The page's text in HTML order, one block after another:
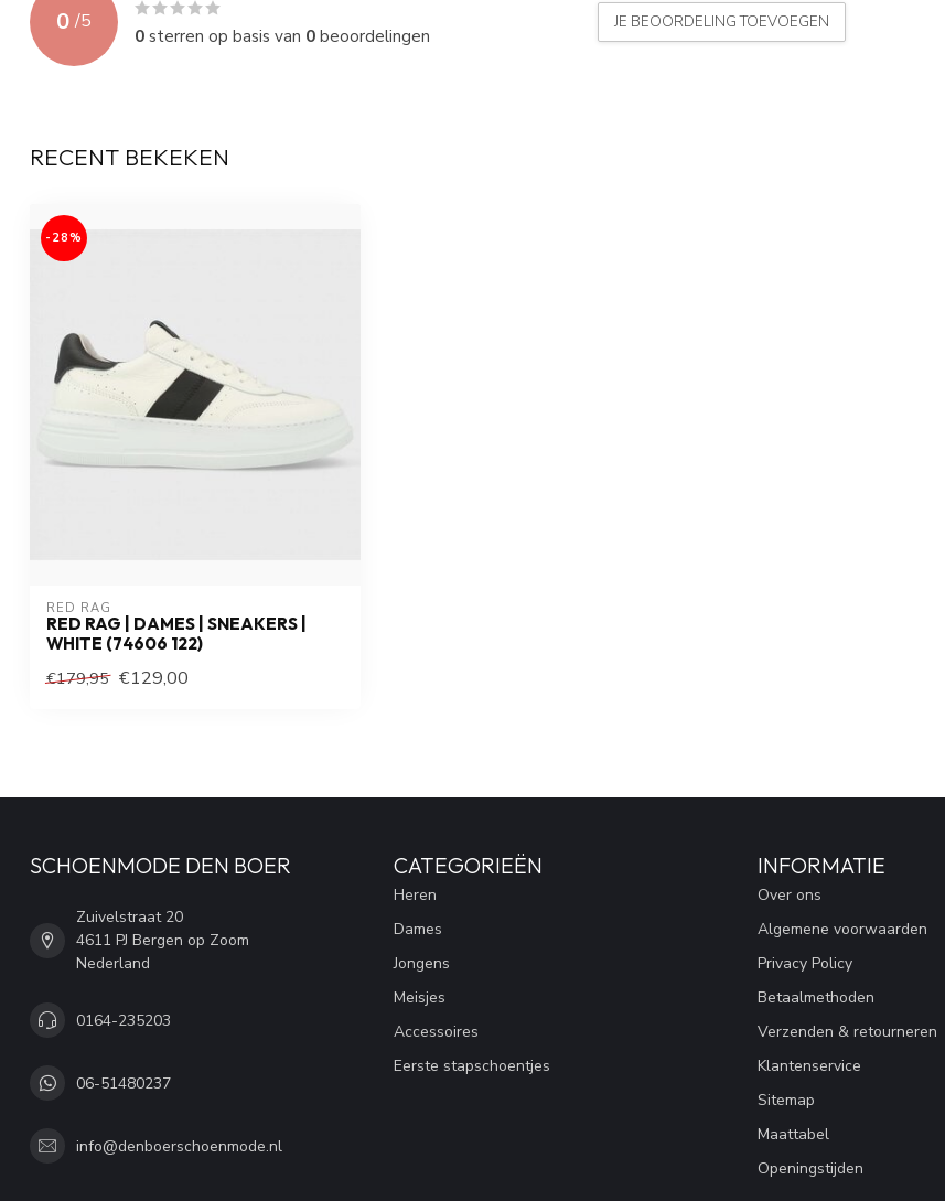
0 /5
0sterren op basis van 0beoordelingen
JE BEOORDELING TOEVOEGEN
RECENT BEKEKEN
-28%
RED RAG
RED RAG | DAMES | SNEAKERS |
WHITE (74606 122)
€179,95 €129,00
SCHOENMODE DEN BOER
Zuivelstraat 20
4611 PJ Bergen op Zoom
Nederland
0164-235203
06-51480237
info@denboerschoenmode.nl
CATEGORIEËN
Heren
Dames
Jongens
Meisjes
Accessoires
Eerste stapschoentjes
INFORMATIE
Over ons
Algemene voorwaarden
Privacy Policy
Betaalmethoden
Verzenden & retourneren
Klantenservice
Sitemap
Maattabel
Openingstijden